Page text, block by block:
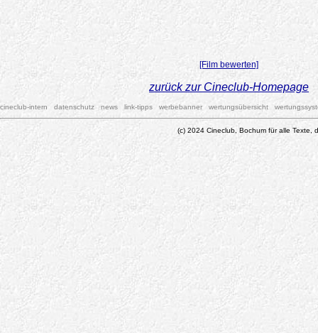
[Film bewerten]
zurück zur Cineclub-Homepage
cineclub-intern datenschutz news link-tipps werbebanner wertungsübersicht
(c) 2024 Cineclub, Bochum für alle Texte,